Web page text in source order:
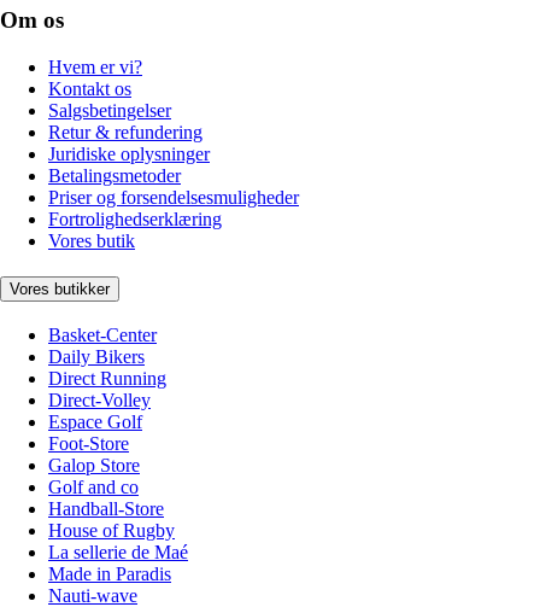
Om os
Hvem er vi?
Kontakt os
Salgsbetingelser
Retur & refundering
Juridiske oplysninger
Betalingsmetoder
Priser og forsendelsesmuligheder
Fortrolighedserklæring
Vores butik
Vores butikker
Basket-Center
Daily Bikers
Direct Running
Direct-Volley
Espace Golf
Foot-Store
Galop Store
Golf and co
Handball-Store
House of Rugby
La sellerie de Maé
Made in Paradis
Nauti-wave